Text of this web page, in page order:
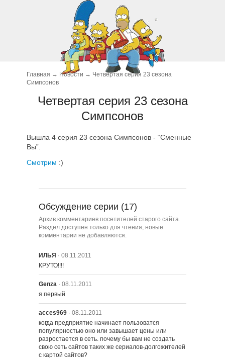
Главная → Новости → Четвертая серия 23 сезона
Симпсонов
Четвертая серия 23 сезона
Симпсонов
Вышла 4 серия 23 сезона Симпсонов - “Сменные
Вы”.
Смотрим :)
Обсуждение серии (17)
Архив комментариев посетителей старого сайта.
Раздел доступен только для чтения, новые
комментарии не добавляются.
ИЛЬЯ · 08.11.2011
КРУТО!!!!
Genza · 08.11.2011
я первый
acces969 · 08.11.2011
когда предприятие начинает пользоватся
популярностью оно или завышает цены или
разростается в сеть. почему бы вам не создать
свою сеть сайтов таких же сериалов-долгожителей
с картой сайтов?